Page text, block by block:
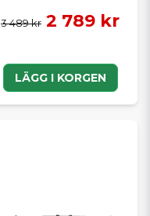
3 489 kr 2 789 kr
LÄGG I KORGEN